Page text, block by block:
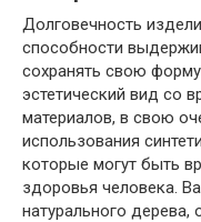
Долговечность
способности
сохранять свою
эстетический вид со
материалов, в свою
использования
которые могут быть
здоровья человека.
натурального